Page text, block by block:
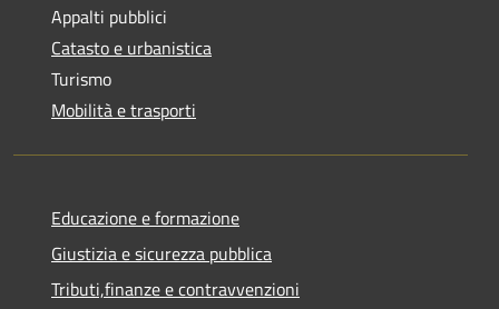
Appalti pubblici
Catasto e urbanistica
Turismo
Mobilità e trasporti
Educazione e formazione
Giustizia e sicurezza pubblica
Tributi,finanze e contravvenzioni